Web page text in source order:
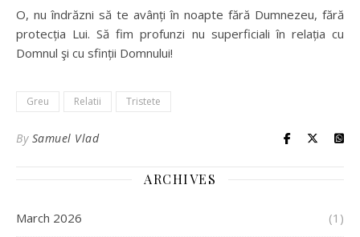
O, nu îndrăzni să te avânți în noapte fără Dumnezeu, fără
protecția Lui. Să fim profunzi nu superficiali în relația cu
Domnul şi cu sfinții Domnului!
Greu Relatii Tristete
By Samuel Vlad
ARCHIVES
March 2026 (1)